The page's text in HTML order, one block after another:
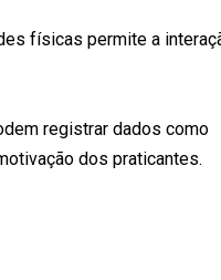
físicas permite a
registrar dados como
dos praticantes.